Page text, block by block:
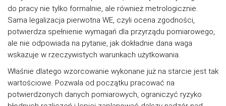
do pracy nie tylko formalnie, ale również metrologicznie.
Sama legalizacja pierwotna WE, czyli ocena zgodności,
potwierdza spełnienie wymagań dla przyrządu pomiarowego,
ale nie odpowiada na pytanie, jak dokładnie dana waga
wskazuje w rzeczywistych warunkach użytkowania.
Właśnie dlatego wzorcowanie wykonane już na starcie jest tak
wartościowe. Pozwala od początku pracować na
potwierdzonych danych pomiarowych, ograniczyć ryzyko